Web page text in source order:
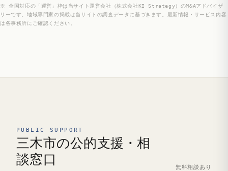
※ 全国対応の「運営」枠は当サイト運営会社（株式会社KI Strategy）のM&Aアドバイザ
リーです。地域専門家の掲載は当サイトの調査データに基づきます。最新情報・サービス内容
は各事務所にご確認ください。
PUBLIC SUPPORT
三木市の公的支援・相
談窓口
無料相談あり